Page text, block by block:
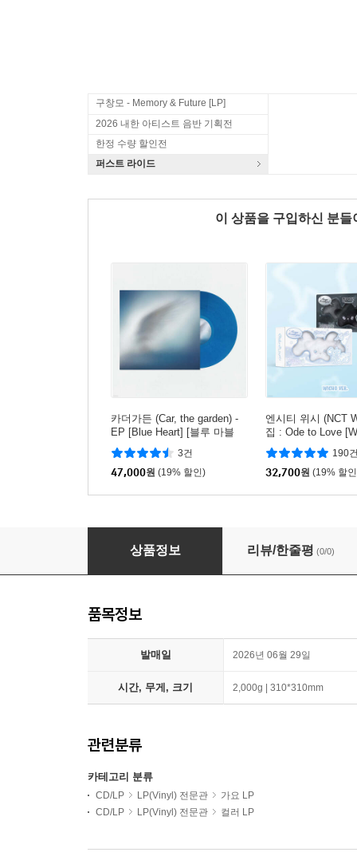
구창모 - Memory & Future [LP]
2026 내한 아티스트 음반 기획전
한정 수량 할인전
퍼스트 라이드
이 상품을 구입하신 분
카더가든 (Car, the garden) -
EP [Blue Heart] [블루 마블
컬러 LP]
3건
47,000원 (19% 할인)
엔시티 위시 (NCT
집 : Ode to Love
r.](스마트앨범) [2
덤발송]
190
32,700원 (19% 할
에스파 (aespa) - 정규 2집 : LEMONADE [컬러
상품정보 리뷰/한줄평 (0/0)
품목정보
발매일 2026년 06월 29일
시간, 무게, 크기 2,000g | 310*310mm
관련분류
카테고리 분류
CD/LP LP(Vinyl) 전문관
가요 LP
CD/LP
LP(Vinyl) 전문관 컬러 LP